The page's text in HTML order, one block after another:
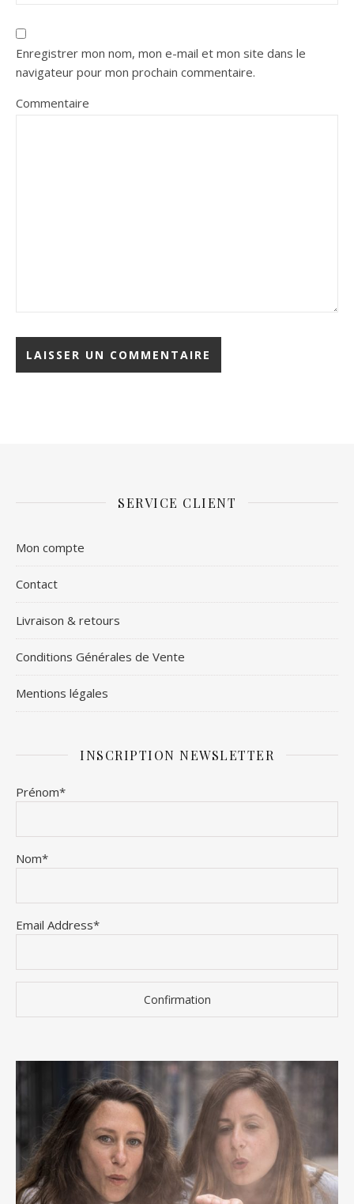
Enregistrer mon nom, mon e-mail et mon site dans le
navigateur pour mon prochain commentaire.
Commentaire
SERVICE CLIENT
Mon compte
Contact
Livraison & retours
Conditions Générales de Vente
Mentions légales
INSCRIPTION NEWSLETTER
Prénom*
Nom*
Email Address*